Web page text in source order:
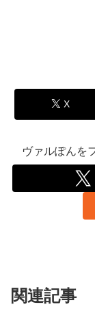
X
ヴァルぽんを
関連記事